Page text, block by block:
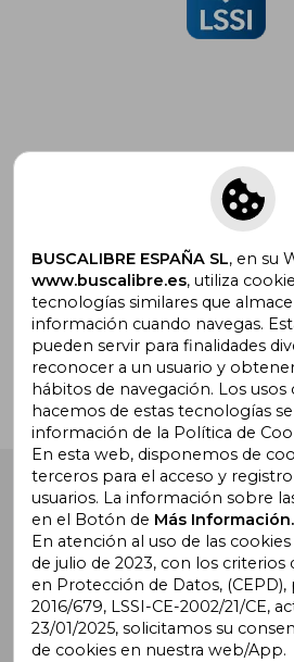
Suscríbete para recibir
promociones
¿Necesitas ayuda?
Ir a Centro de Soporte
Buscalibre España . Calle Energía, 65,
Cornellà de Llobregat, Barcelona.
Buscalibre Argentina| Buscalibre
BUSCALIBRE ESPAÑA SL, en su
www.buscalibre.es, utiliza
tecnologías similares que
información cuando navegas.
pueden servir para finalidades
reconocer a un usuario y
hábitos de navegación. Los
hacemos de estas tecnologías
información de la Política de
En esta web, disponemos de
terceros para el acceso y
usuarios. La información sobre
en el Botón de Más Información.
En atención al uso de las
de julio de 2023, con los
en Protección de Datos, (CEPD),
2016/679, LSSI-CE-2002/21/CE,
23/01/2025, solicitamos su
de cookies en nuestra web/App.